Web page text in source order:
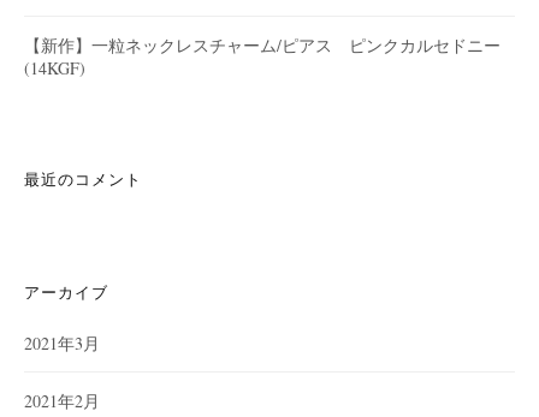
【新作】一粒ネックレスチャーム/ピアス ピンクカルセドニー
(14KGF)
最近のコメント
アーカイブ
2021年3月
2021年2月